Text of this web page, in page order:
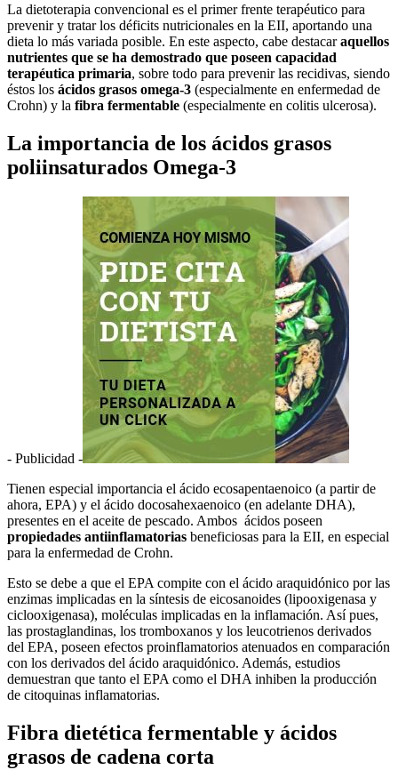
La dietoterapia convencional es el primer frente terapéutico para
prevenir y tratar los déficits nutricionales en la EII, aportando una
dieta lo más variada posible. En este aspecto, cabe destacaraquellos
nutrientes que se ha demostrado que poseen capacidad
terapéutica primaria, sobre todo para prevenir las recidivas, siendo
éstos los ácidos grasos omega-3 (especialmente en enfermedad de
Crohn) y la fibra fermentable (especialmente en colitis ulcerosa).
La importancia de los ácidos grasos
poliinsaturados Omega-3
- Publicidad -
Tienen especial importancia el ácido ecosapentaenoico (a partir de
ahora, EPA) y el ácido docosahexaenoico (en adelante DHA),
presentes en el aceite de pescado. Ambos ácidos poseen
propiedades antiinflamatorias beneficiosas para la EII, en especial
para la enfermedad de Crohn.
Esto se debe a que el EPA compite con el ácido araquidónico por las
enzimas implicadas en la síntesis de eicosanoides (lipooxigenasa y
ciclooxigenasa), moléculas implicadas en la inflamación. Así pues,
las prostaglandinas, los tromboxanos y los leucotrienos derivados
del EPA, poseen efectos proinflamatorios atenuados en comparación
con los derivados del ácido araquidónico. Además, estudios
demuestran que tanto el EPA como el DHA inhiben la producción
de citoquinas inflamatorias.
Fibra dietética fermentable y ácidos
grasos de cadena corta